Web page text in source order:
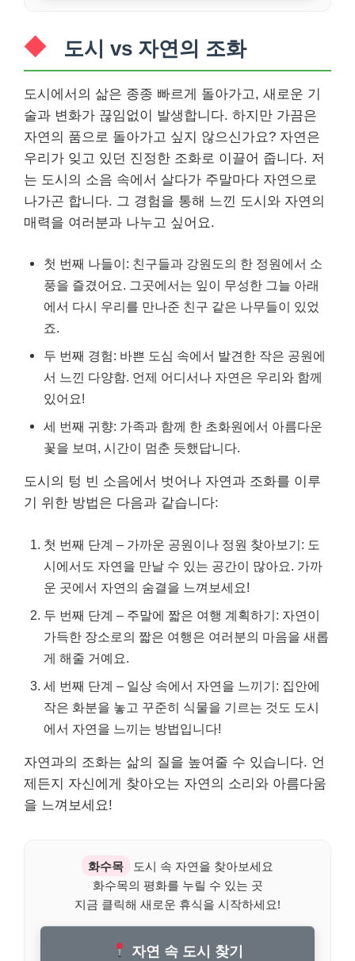
도시 vs 자연의 조화
도시에서의 삶은 종종 빠르게 돌아가고, 새로운 기
술과 변화가 끊임없이 발생합니다. 하지만 가끔은
자연의 품으로 돌아가고 싶지 않으신가요? 자연은
우리가 잊고 있던 진정한 조화로 이끌어 줍니다. 저
는 도시의 소음 속에서 살다가 주말마다 자연으로
나가곤 합니다. 그 경험을 통해 느낀 도시와 자연의
매력을 여러분과 나누고 싶어요.
첫 번째 나들이: 친구들과 강원도의 한 정원에서 소
풍을 즐겼어요. 그곳에서는 잎이 무성한 그늘 아래
에서 다시 우리를 만나준 친구 같은 나무들이 있었
죠.
두 번째 경험: 바쁜 도심 속에서 발견한 작은 공원에
서 느낀 다양함. 언제 어디서나 자연은 우리와 함께
있어요!
세 번째 귀향: 가족과 함께 한 초화원에서 아름다운
꽃을 보며, 시간이 멈춘 듯했답니다.
도시의 텅 빈 소음에서 벗어나 자연과 조화를 이루
기 위한 방법은 다음과 같습니다:
첫 번째 단계 – 가까운 공원이나 정원 찾아보기: 도
시에서도 자연을 만날 수 있는 공간이 많아요. 가까
운 곳에서 자연의 숨결을 느껴보세요!
두 번째 단계 – 주말에 짧은 여행 계획하기: 자연이
가득한 장소로의 짧은 여행은 여러분의 마음을 새롭
게 해줄 거예요.
세 번째 단계 – 일상 속에서 자연을 느끼기: 집안에
작은 화분을 놓고 꾸준히 식물을 기르는 것도 도시
에서 자연을 느끼는 방법입니다!
자연과의 조화는 삶의 질을 높여줄 수 있습니다. 언
제든지 자신에게 찾아오는 자연의 소리와 아름다움
을 느껴보세요!
화수목
도시 속 자연을 찾아보세요
화수목의 평화를 누릴 수 있는 곳
지금 클릭해 새로운 휴식을 시작하세요!
자연 속 도시 찾기